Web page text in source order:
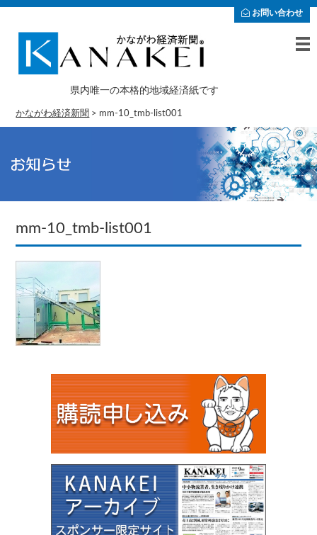
お問い合わせ
県内唯一の本格的地域経済紙です
かながわ経済新聞 > mm-10_tmb-list001
mm-10_tmb-list001